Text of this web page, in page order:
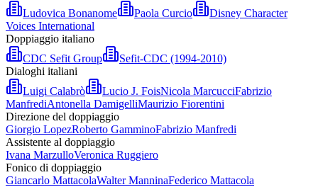
Ludovica Bonanome
Paola Curcio
Disney Character
Voices International
Doppiaggio italiano
CDC Sefit Group
Sefit-CDC (1994-2010)
Dialoghi italiani
Luigi Calabrò
Lucio J. FoisNicola MarcucciFabrizio
ManfrediAntonella DamigelliMaurizio Fiorentini
Direzione del doppiaggio
Giorgio LopezRoberto GamminoFabrizio Manfredi
Assistente al doppiaggio
Ivana MarzulloVeronica Ruggiero
Fonico di doppiaggio
Giancarlo MattacolaWalter ManninaFederico Mattacola